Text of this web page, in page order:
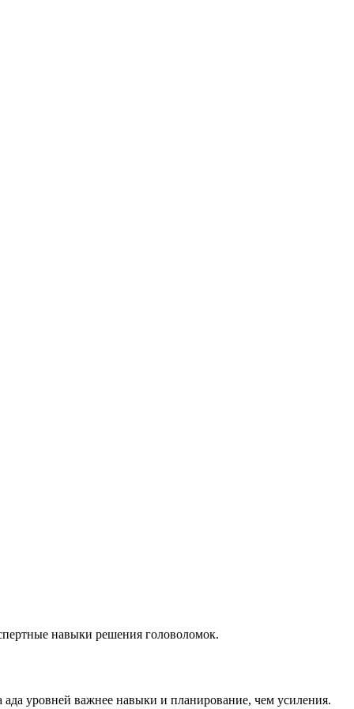
навыки решения головоломок.
уровней важнее навыки и планирование, чем усиления.